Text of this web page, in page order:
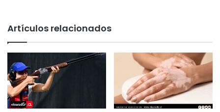
Artículos relacionados